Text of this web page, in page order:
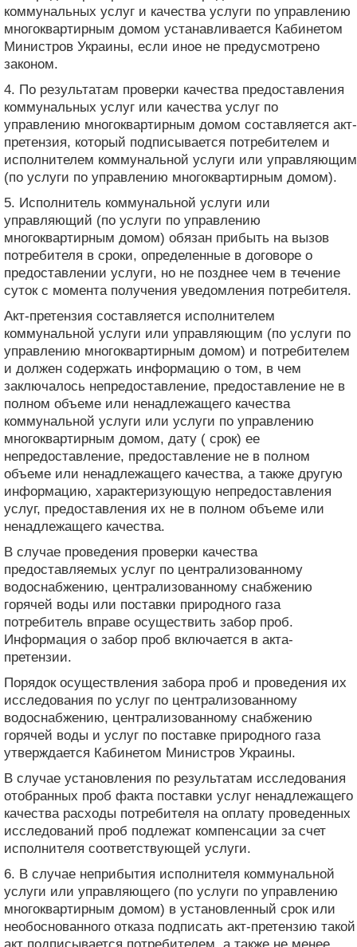
коммунальных услуг и качества услуги по управлению
многоквартирным домом устанавливается Кабинетом
Министров Украины, если иное не предусмотрено
законом.
4. По результатам проверки качества предоставления
коммунальных услуг или качества услуг по
управлению многоквартирным домом составляется акт-
претензия, который подписывается потребителем и
исполнителем коммунальной услуги или управляющим
(по услуги по управлению многоквартирным домом).
5. Исполнитель коммунальной услуги или
управляющий (по услуги по управлению
многоквартирным домом) обязан прибыть на вызов
потребителя в сроки, определенные в договоре о
предоставлении услуги, но не позднее чем в течение
суток с момента получения уведомления потребителя.
Акт-претензия составляется исполнителем
коммунальной услуги или управляющим (по услуги по
управлению многоквартирным домом) и потребителем
и должен содержать информацию о том, в чем
заключалось непредоставление, предоставление не в
полном объеме или ненадлежащего качества
коммунальной услуги или услуги по управлению
многоквартирным домом, дату ( срок) ее
непредоставление, предоставление не в полном
объеме или ненадлежащего качества, а также другую
информацию, характеризующую непредоставления
услуг, предоставления их не в полном объеме или
ненадлежащего качества.
В случае проведения проверки качества
предоставляемых услуг по централизованному
водоснабжению, централизованному снабжению
горячей воды или поставки природного газа
потребитель вправе осуществить забор проб.
Информация о забор проб включается в акта-
претензии.
Порядок осуществления забора проб и проведения их
исследования по услуг по централизованному
водоснабжению, централизованному снабжению
горячей воды и услуг по поставке природного газа
утверждается Кабинетом Министров Украины.
В случае установления по результатам исследования
отобранных проб факта поставки услуг ненадлежащего
качества расходы потребителя на оплату проведенных
исследований проб подлежат компенсации за счет
исполнителя соответствующей услуги.
6. В случае неприбытия исполнителя коммунальной
услуги или управляющего (по услуги по управлению
многоквартирным домом) в установленный срок или
необоснованного отказа подписать акт-претензию такой
акт подписывается потребителем, а также не менее